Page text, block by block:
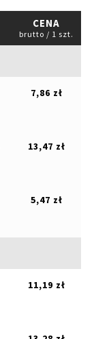
CENA
brutto / 1 szt.
7,86 zł
13,47 zł
5,47 zł
11,19 zł